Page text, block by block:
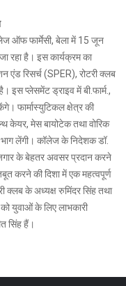
ऑफ फार्मेसी, बेला में 15 जून
रहा है। इस कार्यक्रम का
रिसर्च (SPER), रोटरी क्लब
इस प्लेसमेंट ड्राइव में बी.फार्म.,
फार्मास्युटिकल क्षेत्र की
केयर, मेस बायोटेक तथा वोरिक
भाग लेंगी। कॉलेज के निदेशक डॉ.
के बेहतर अवसर प्रदान करने
करने की दिशा में एक महत्वपूर्ण
क्लब के अध्यक्ष रुमिंदर सिंह तथा
युवाओं के लिए लाभकारी
सिंह हैं।